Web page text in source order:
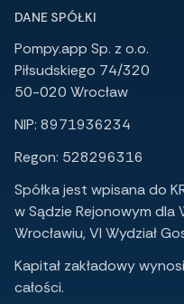
DANE SPÓŁKI
Pompy.app Sp. z o.o.
Piłsudskiego 74/320
50-020 Wrocław
NIP: 8971936234
Regon: 528296316
Spółka jest wpisana do
w Sądzie Rejonowym dla
Wrocławiu, VI Wydział
Kapitał zakładowy
całości.